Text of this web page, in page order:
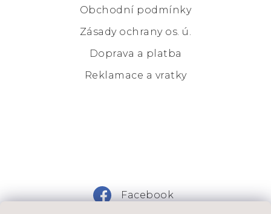
Obchodní podmínky
Zásady ochrany os. ú.
Doprava a platba
Reklamace a vratky
Facebook